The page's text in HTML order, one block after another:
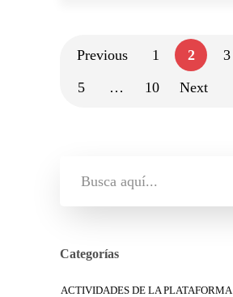
Previous 1 2 3
5
… 10 Next
Categorías
ACTIVIDADES DE LA PLATAFORMA